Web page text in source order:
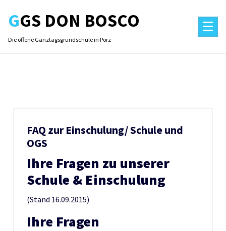
contentGGS DON BOSCO
Die offene Ganztagsgrundschule in Porz
FAQ zur Einschulung/ Schule und
OGS
Ihre Fragen zu unserer
Schule & Einschulung
(Stand 16.09.2015)
Ihre Fragen